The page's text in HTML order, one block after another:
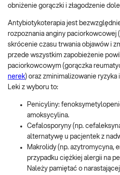
obniżenie gorączki i złagodzenie
Antybiotykoterapia jest
rozpoznania anginy paciorkowcowej
skrócenie czasu trwania objawów i
przede wszystkim zapobieżenie
paciorkowcowym (gorączka
nerek) oraz zminimalizowanie
Leki z wyboru to:
Penicyliny:
amoksycylina.
Cefalosporyny (np.
alternatywę u pacjentek z
Makrolidy (np. azytromycyna,
przypadku ciężkiej alergii na
Należy pamiętać o